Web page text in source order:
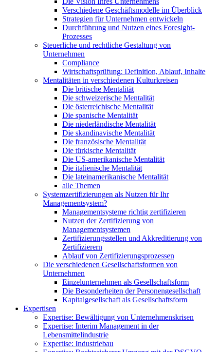
Verschiedene Geschäftsmodelle im Überblick
Strategien für Unternehmen entwickeln
Durchführung und Nutzen eines Foresight-
Prozesses
Steuerliche und rechtliche Gestaltung von
Unternehmen
Compliance
Wirtschaftsprüfung: Definition, Ablauf, Inhalte
Mentalitäten in verschiedenen Kulturkreisen
Die britische Mentalität
Die schweizerische Mentalität
Die österreichische Mentalität
Die spanische Mentalität
Die niederländische Mentalität
Die skandinavische Mentalität
Die französische Mentalität
Die türkische Mentalität
Die US-amerikanische Mentalität
Die italienische Mentalität
Die lateinamerikanische Mentalität
alle Themen
Systemzertifizierungen als Nutzen für Ihr
Managementsystem?
Managementsysteme richtig zertifizieren
Nutzen der Zertifizierung von
Managementsystemen
Zertifizierungsstellen und Akkreditierung von
Zertifizierern
Ablauf von Zertifizierungsprozessen
Die verschiedenen Gesellschaftsformen von
Unternehmen
Einzelunternehmen als Gesellschaftsform
Die Besonderheiten der Personengesellschaft
Kapitalgesellschaft als Gesellschaftsform
Expertisen
Expertise: Bewältigung von Unternehmenskrisen
Expertise: Interim Management in der
Lebensmittelindustrie
Expertise: Industriebau